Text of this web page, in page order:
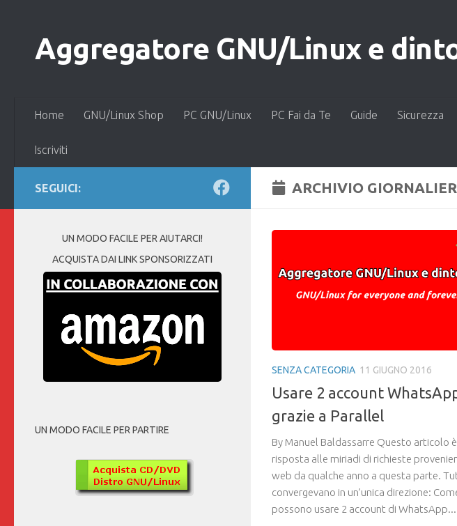
Aggregatore GNU/Linux e
Home GNU/Linux Shop PC GNU/Linux PC Fai da Te Guide Sicurezza
Iscriviti
ARCHIVIO
SENZA CATEGORIA 11 GIUGNO 2016
Usare 2 account
grazie a Parallel
By Manuel Baldassarre Questo articolo
risposta alle miriadi di richieste
web da qualche anno a questa parte.
convergevano in un’unica direzione:
possono usare 2 account di WhatsApp...
SEGUICI:
UN MODO FACILE PER AIUTARCI!
ACQUISTA DAI LINK SPONSORIZZATI
UN MODO FACILE PER PARTIRE